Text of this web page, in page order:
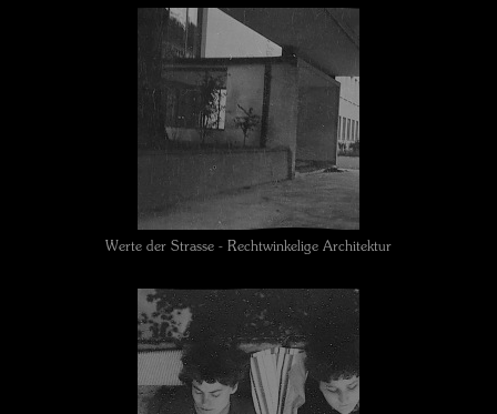
Werte der Strasse - Rechtwinkelige Architektur